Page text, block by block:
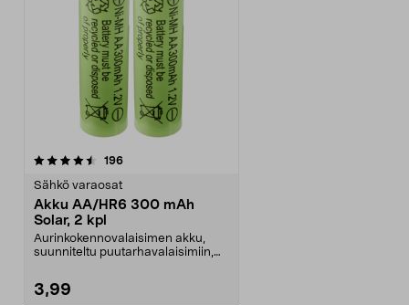
196arvostelut
Sähkö varaosat
Akku AA/HR6 300 mAh
Solar, 2 kpl
Aurinkokennovalaisimen akku,
suunniteltu puutarhavalaisimiin,
3,99